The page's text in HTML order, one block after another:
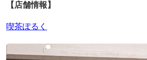
【店舗情報】
喫茶ぽるく